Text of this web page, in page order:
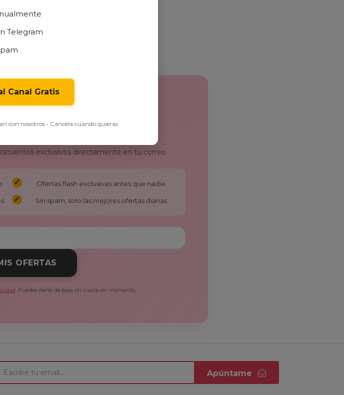
exclusivos directamente en tu correo
Ofertas flash exclusivas antes que nadie
Sin spam, solo las mejores ofertas diarias
OFERTAS
. Puedes darte de baja en cualquier momento.
Apúntame
Telegram
Canal Gratis
con nosotros • Cancela cuando quieras